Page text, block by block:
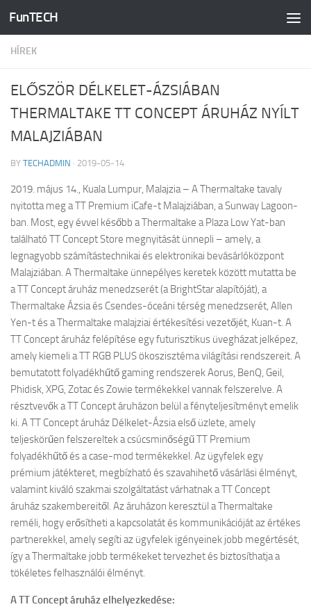
Skip to content
FunTECH
HÍREK
ELŐSZÖR DÉLKELET-ÁZSIÁBAN
THERMALTAKE TT CONCEPT ÁRUHÁZ NYÍLT
MALAJZIÁBAN
BY TECHADMIN · 2019-05-14
2019. május 14., Kuala Lumpur, Malajzia – A Thermaltake tavaly
nyitotta meg a TT Premium iCafe-t Malajziában, a Sunway Lagoon-
ban. Most, egy évvel később a Thermaltake a Plaza Low Yat-ban
található TT Concept Store megnyitását ünnepli – amely, a
legnagyobb számítástechnikai és elektronikai bevásárlóközpont
Malajziában. A Thermaltake ünnepélyes keretek között mutatta be
a TT Concept áruház menedzserét (a BrightStar alapítóját), a
Thermaltake Ázsia és Csendes-óceáni térség menedzserét, Allen
Yen-t és a Thermaltake malajziai értékesítési vezetőjét, Kuan-t. A
TT Concept áruház felépítése egy futurisztikus üvegházat jelképez,
amely kiemeli a TT RGB PLUS ökoszisztéma világítási rendszereit. A
bemutatott folyadékhűtő gaming rendszerek Aorus, BenQ, Geil,
Phidisk, XPG, Zotac és Zowie termékekkel vannak felszerelve. A
résztvevők a TT Concept áruházon belül a fényteljesítményt emelik
ki. A TT Concept áruház Délkelet-Ázsia első üzlete, amely
teljeskörűen felszereltek a csúcsminőségű TT Premium
folyadékhűtő és a case-mod termékekkel. Az ügyfelek egy
prémium játékteret, megbízható és szavahihető vásárlási élményt,
valamint kiváló szakmai szolgáltatást várhatnak a TT Concept
áruház szakembereitől. Az áruházon keresztül a Thermaltake
reméli, hogy erősítheti a kapcsolatát és kommunikációját az értékes
partnerekkel, amely segíti az ügyfelek igényeinek jobb megértését,
így a Thermaltake jobb termékeket tervezhet és biztosíthatja a
tökéletes felhasználói élményt.
A TT Concept áruház elhelyezkedése: